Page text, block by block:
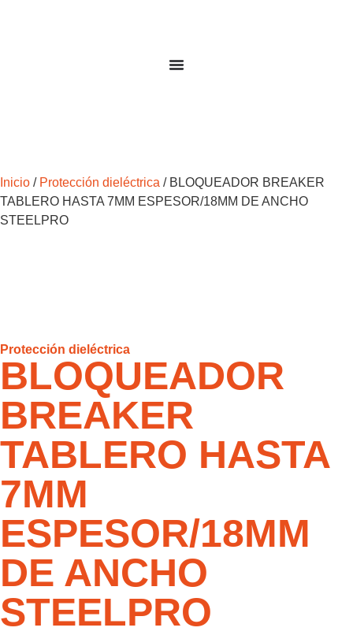
Inicio / Protección dieléctrica / BLOQUEADOR BREAKER
TABLERO HASTA 7MM ESPESOR/18MM DE ANCHO
STEELPRO
Protección dieléctrica
BLOQUEADOR
BREAKER
TABLERO HASTA
7MM
ESPESOR/18MM
DE ANCHO
STEELPRO